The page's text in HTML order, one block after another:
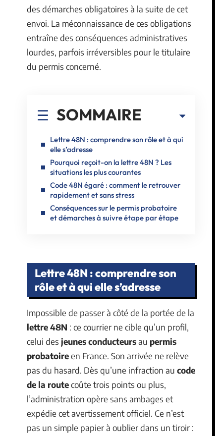
des démarches obligatoires à la suite de cet
envoi. La méconnaissance de ces obligations
entraîne des conséquences administratives
lourdes, parfois irréversibles pour le titulaire
du permis concerné.
SOMMAIRE
Lettre 48N : comprendre son rôle et à qui
elle s’adresse
Pourquoi reçoit-on la lettre 48N ? Les
situations les plus courantes
Code 48N égaré : comment le retrouver
rapidement et sans stress
Conséquences sur le permis probatoire
et démarches à suivre étape par étape
Lettre 48N : comprendre son
rôle et à qui elle s’adresse
Impossible de passer à côté de la portée de la
lettre 48N : ce courrier ne cible qu’un profil,
celui des jeunes conducteursau permis
probatoireen France. Son arrivée ne relève
pas du hasard. Dès qu’une infraction au code
de la routecoûte trois points ou plus,
l’administration opère sans ambages et
expédie cet avertissement officiel. Ce n’est
pas un simple papier à oublier dans un tiroir :